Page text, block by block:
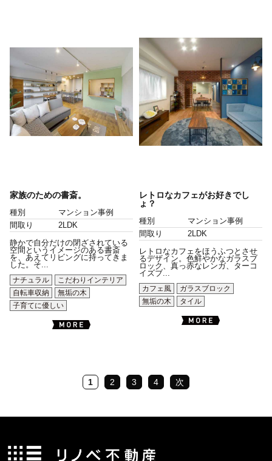
家族のための書斎。
種別
マンション事例
間取り
2LDK
静かで自分だけの閉ざされている
空間というイメージのある書斎
を、あえてリビングに持ってきま
した。そ...
ナチュラル
こだわりインテリア
自転車収納
無垢の木
子育てに優しい
レトロなカフェがお好きでし
ょ？
種別
マンション事例
間取り
2LDK
レトロなカフェをほうふつとさせ
るデザイン。色鮮やかなガラスブ
ロック、真っ赤なレンガ、ターコ
イズブ...
カフェ風
ガラスブロック
無垢の木
タイル
1 2 3 4 次